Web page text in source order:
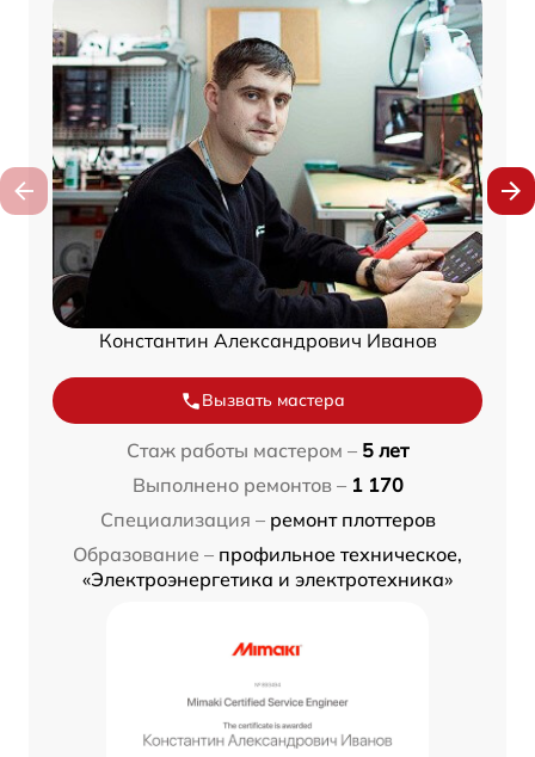
Константин Александрович Иванов
Вызвать мастера
Стаж работы мастером – 5 лет
Выполнено ремонтов – 1 170
Специализация – ремонт плоттеров
Образование – профильное техническое,
«Электроэнергетика и электротехника»